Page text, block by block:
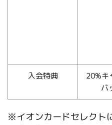
入会特典
20%キ
バ
※イオンカードセレクト